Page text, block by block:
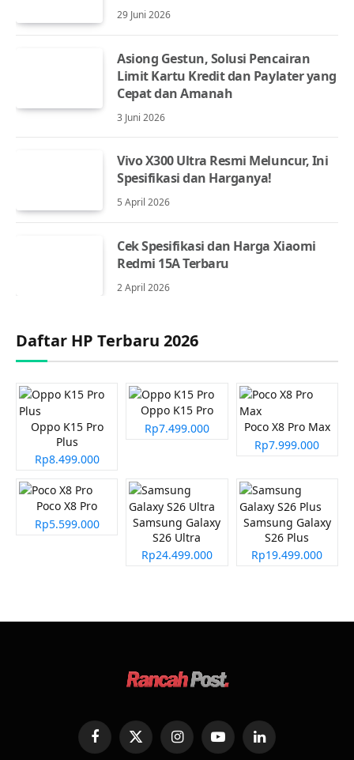
29 Juni 2026
Asiong Gestun, Solusi Pencairan
Limit Kartu Kredit dan Paylater yang
Cepat dan Amanah
3 Juni 2026
Vivo X300 Ultra Resmi Meluncur, Ini
Spesifikasi dan Harganya!
5 April 2026
Cek Spesifikasi dan Harga Xiaomi
Redmi 15A Terbaru
2 April 2026
Daftar HP Terbaru 2026
Oppo K15 Pro
Plus
Rp8.499.000
Oppo K15 Pro
Rp7.499.000
Poco X8 Pro Max
Rp7.999.000
Poco X8 Pro
Rp5.599.000
Samsung Galaxy
S26 Ultra
Rp24.499.000
Samsung Galaxy
S26 Plus
Rp19.499.000
FacebookX
InstagramYouTubeLinkedIn